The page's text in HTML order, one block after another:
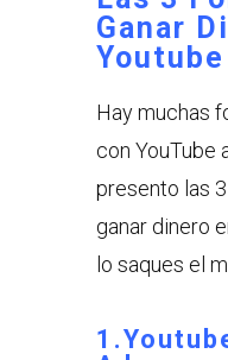
Ganar
Youtube
Hay muchas
con YouTube
presento las
ganar dinero
lo saques el